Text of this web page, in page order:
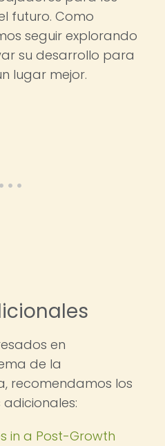
futuro. Como
seguir explorando
su desarrollo para
lugar mejor.
en
de la
recomendamos los
adicionales:
in a Post-Growth